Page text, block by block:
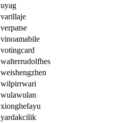
uyag
varillaje
verpatse
vinoamabile
votingcard
walterrudolfhes
weishengzhen
wilpirrwari
wulawulan
xionghefayu
yardakcilik